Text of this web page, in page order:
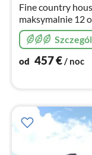
Fine country
maksymalnie 12
salonie, jadalni, z
rodzin, przyjaciół
od 457€/ noc